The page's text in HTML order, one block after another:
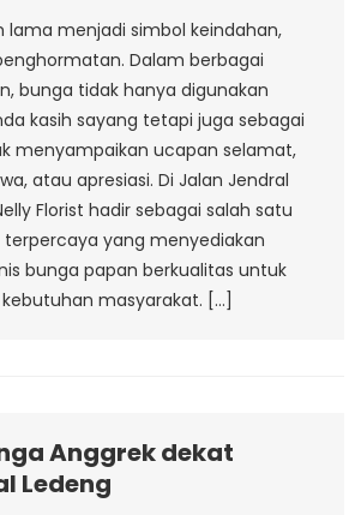
lama menjadi simbol keindahan,
Dalam berbagai
bunga tidak hanya digunakan
kasih sayang tetapi juga sebagai
menyampaikan ucapan selamat,
atau apresiasi. Di Jalan Jendral
Florist hadir sebagai salah satu
yang menyediakan
bunga papan berkualitas untuk
masyarakat. […]
Anggrek dekat
Ledeng